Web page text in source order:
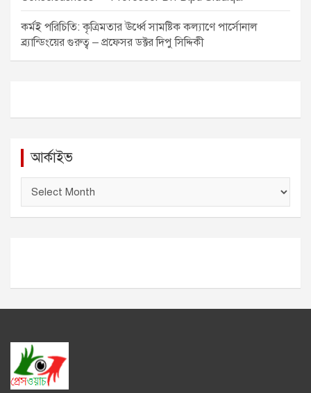
কর্মই পরিচিতি: কৃত্রিমতার ঊর্ধ্বে সামষ্টিক কল্যাণে পার্সোনাল
ব্র্যান্ডিংয়ের গুরুত্ব – প্রফেসর ডক্টর দিপু সিদ্দিকী
আর্কাইভ
ই